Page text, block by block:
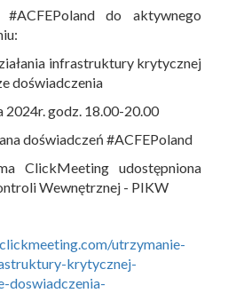
#ACFEPoland do aktywnego
infrastruktury krytycznej
doświadczenia
2024r. godz. 18.00-20.00
doświadczeń #ACFEPoland
ClickMeeting udostępniona
Wewnętrznej - PIKW
utrzymanie-
krytycznej-
doswiadczenia-